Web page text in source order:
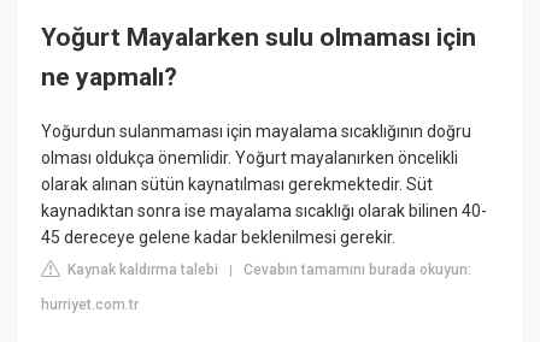
Yoğurt Mayalarken sulu olmaması için
ne yapmalı?
Yoğurdun sulanmaması için mayalama sıcaklığının doğru
olması oldukça önemlidir. Yoğurt mayalanırken öncelikli
olarak alınan sütün kaynatılması gerekmektedir. Süt
kaynadıktan sonra ise mayalama sıcaklığı olarak bilinen 40-
45 dereceye gelene kadar beklenilmesi gerekir.
Kaynak kaldırma talebi |Cevabın tamamını burada okuyun:
hurriyet.com.tr